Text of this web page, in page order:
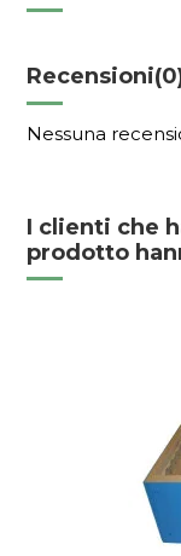
Recensioni
Nessuna
I clienti che
prodotto